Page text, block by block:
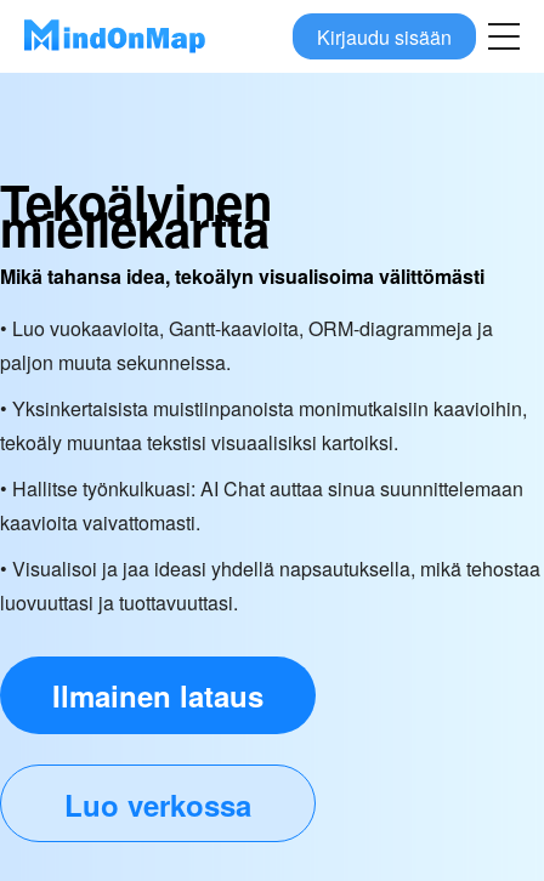
Kirjaudu sisään
Tekoälyinen
miellekartta
Mikä tahansa idea, tekoälyn visualisoima välittömästi
• Luo vuokaavioita, Gantt-kaavioita, ORM-diagrammeja ja
paljon muuta sekunneissa.
• Yksinkertaisista muistiinpanoista monimutkaisiin kaavioihin,
tekoäly muuntaa tekstisi visuaalisiksi kartoiksi.
• Hallitse työnkulkuasi: AI Chat auttaa sinua suunnittelemaan
kaavioita vaivattomasti.
• Visualisoi ja jaa ideasi yhdellä napsautuksella, mikä tehostaa
luovuuttasi ja tuottavuuttasi.
Ilmainen lataus
Luo verkossa